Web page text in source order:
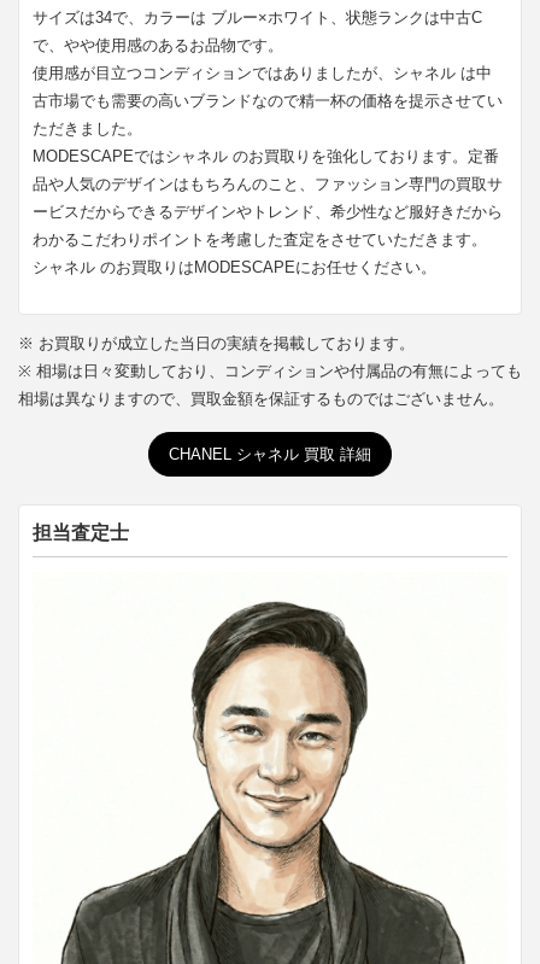
サイズは34で、カラーは ブルー×ホワイト、状態ランクは中古C
で、やや使用感のあるお品物です。
使用感が目立つコンディションではありましたが、シャネル は中
古市場でも需要の高いブランドなので精一杯の価格を提示させてい
ただきました。
MODESCAPEではシャネル のお買取りを強化しております。定番
品や人気のデザインはもちろんのこと、ファッション専門の買取サ
ービスだからできるデザインやトレンド、希少性など服好きだから
わかるこだわりポイントを考慮した査定をさせていただきます。
シャネル のお買取りはMODESCAPEにお任せください。
※ お買取りが成立した当日の実績を掲載しております。
※ 相場は日々変動しており、コンディションや付属品の有無によっても
相場は異なりますので、買取金額を保証するものではございません。
CHANEL シャネル 買取 詳細
担当査定士